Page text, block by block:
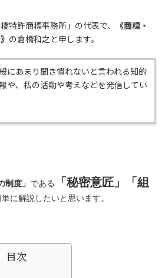
特許商標事務所」の代表で、
《商標・
の倉橋和之と申します。
にあまり聞き慣れないと言われる知的
や、私の活動や考えなどを発信してい
制度 」 である
「秘密意匠」「組
に解説したいと思います。